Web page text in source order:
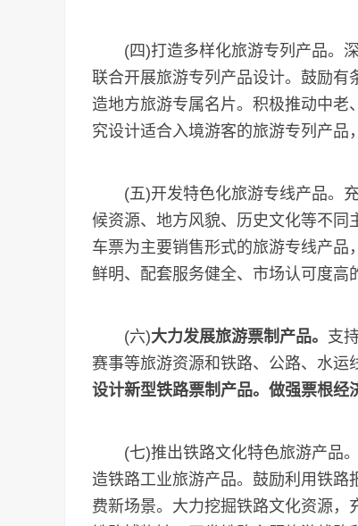
(四)打造多样化旅游专列产品。深
联合开展旅游专列产品设计。鼓励有
造地方旅游专属名片。积极推动中
究设计适合入境游客的旅游专列产品
(五)开发特色化旅游专线产品。充
候资源、地方风貌、历史文化等不同
车票为主要销售形式的旅游专线产
鲜明、配套服务健全、市场认可度高
(六)大力发展旅游票制产品。 支
赛事等旅游资源和铁路、公路、水运
设计新型铁路票制产品。做强票根经
(七)推出铁路文化特色旅游产品。
造铁路工业旅游产品。鼓励利用铁路
费新场景。大力挖掘铁路文化资源，